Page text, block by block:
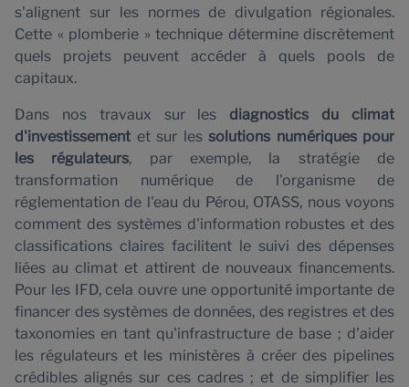
s'alignent sur les normes de divulgation régionales.
Cette « plomberie » technique détermine discrètement
quels projets peuvent accéder à quels pools de
capitaux.
Dans nos travaux sur les diagnostics du climat
d'investissementet sur les solutions numériques pour
les régulateurs, par exemple, la stratégie de
transformation numérique de l'organisme de
réglementation de l'eau du Pérou, OTASS, nous voyons
comment des systèmes d'information robustes et des
classifications claires facilitent le suivi des dépenses
liées au climat et attirent de nouveaux financements.
Pour les IFD, cela ouvre une opportunité importante de
financer des systèmes de données, des registres et des
taxonomies en tant qu'infrastructure de base ; d'aider
les régulateurs et les ministères à créer des pipelines
crédibles alignés sur ces cadres ; et de simplifier les